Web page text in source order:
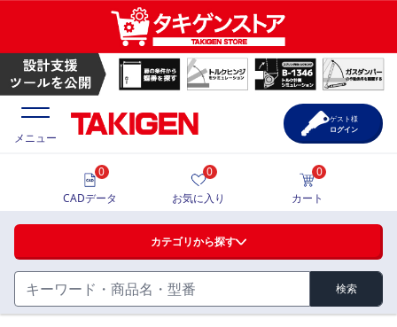
ハンドル・取手・つまみ・周辺機器
FA・A
価格一覧
製品カタログ
メニュー
カテゴリから探す
検索
0
CADデータ
0
お気に入り
0
カート
ゲスト様
ログイン